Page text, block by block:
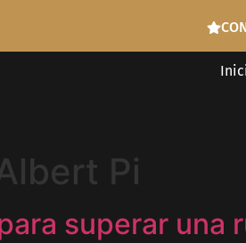
Pi
superar una